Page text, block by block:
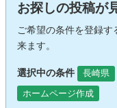
お探しの投稿が
ご希望の条件を登録す
来ます。
選択中の条件 長崎県
ホームページ作成